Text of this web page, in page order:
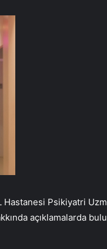
Psikiyatri
açıklamalarda